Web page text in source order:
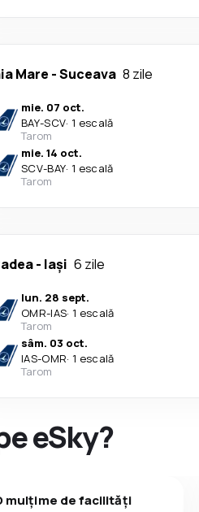
Mare -Suceava 8 zile
mie. 07 oct.
BAY-SCV· 1 escală
Tarom
mie. 14 oct.
SCV-BAY· 1 escală
Tarom
- Iași 6 zile
lun. 28 sept.
OMR-IAS· 1 escală
Tarom
sâm. 03 oct.
IAS-OMR· 1 escală
Tarom
eSky?
mulțime de facilități